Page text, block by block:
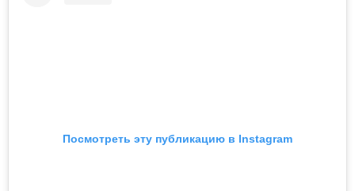
Посмотреть эту публикацию в Instagram